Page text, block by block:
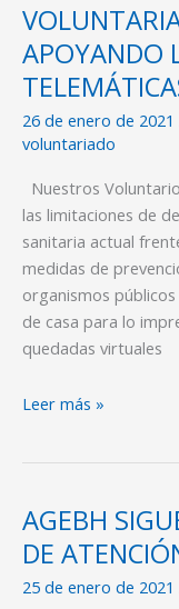
APOYANDO
26 de enero de 2021
voluntariado
Nuestros
las limitaciones de
sanitaria actual
medidas de
organismos
de casa para lo
quedadas virtuales
VOLUNTARIADO
UCA
SIGUE
APOYANDO
LAS
ACCIONES
DE
AGEBH
Leer más »
AGEBH
DE
25 de enero de 2021
AGEBH
SIGUE
CON
SU